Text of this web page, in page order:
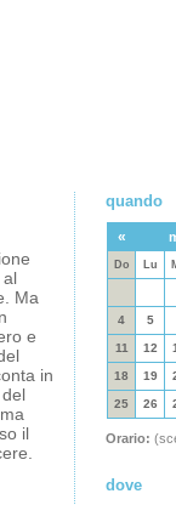
al
Ma
e
in
il
quando
«
Do Lu
4 5
11 12
18 19
25 26
Orario:
dove